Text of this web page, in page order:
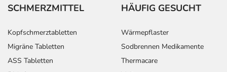
SCHMERZMITTEL
Kopfschmerztabletten
Migräne Tabletten
ASS Tabletten
HÄUFIG GESUCHT
Wärmepflaster
Sodbrennen Medikamente
Thermacare